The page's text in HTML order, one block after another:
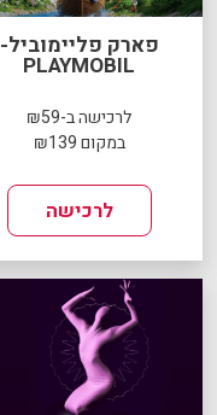
פארק פליימוביל-
PLAYMOBIL
לרכישה ב-₪59
במקום ₪139
לרכישה